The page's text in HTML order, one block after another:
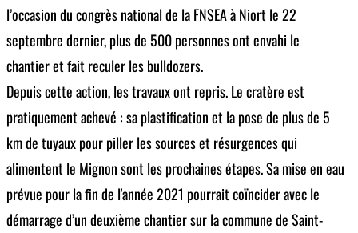
l’occasion du congrès national de la FNSEA à Niort le 22
septembre dernier, plus de 500 personnes ont envahi le
chantier et fait reculer les bulldozers.
Depuis cette action, les travaux ont repris. Le cratère est
pratiquement achevé : sa plastification et la pose de plus de 5
km de tuyaux pour piller les sources et résurgences qui
alimentent le Mignon sont les prochaines étapes. Sa mise en eau
prévue pour la fin de l'année 2021 pourrait coïncider avec le
démarrage d’un deuxième chantier sur la commune de Saint-